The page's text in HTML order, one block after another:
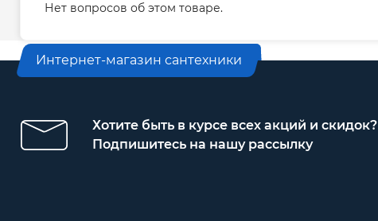
Нет вопросов об этом товаре.
Интернет-магазин сантехники
Хотите быть в курсе всех акций и скидок?
Подпишитесь на нашу рассылку